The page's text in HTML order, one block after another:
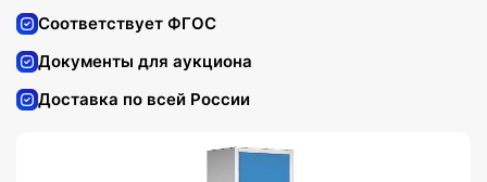
Соответствует ФГОС
Документы для аукциона
Доставка по всей России